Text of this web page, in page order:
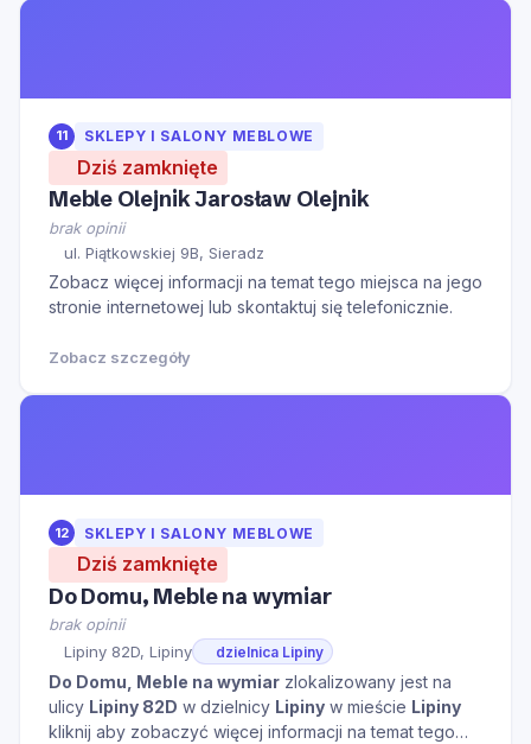
11 SKLEPY I SALONY MEBLOWE
Dziś zamknięte
Meble Olejnik Jarosław Olejnik
brak opinii
ul. Piątkowskiej 9B, Sieradz
Zobacz więcej informacji na temat tego miejsca na jego
stronie internetowej lub skontaktuj się telefonicznie.
Zobacz szczegóły
12 SKLEPY I SALONY MEBLOWE
Dziś zamknięte
Do Domu, Meble na wymiar
brak opinii
Lipiny 82D, Lipiny
dzielnica Lipiny
Do Domu, Meble na wymiar zlokalizowany jest na
ulicy Lipiny 82D w dzielnicy Lipiny w mieście Lipiny
kliknij aby zobaczyć więcej informacji na temat tego